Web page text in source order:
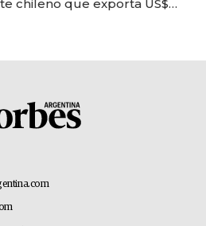
chileno que exporta US$